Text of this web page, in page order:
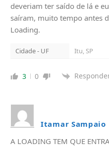
deveriam ter saído de lá e
saíram, muito tempo antes
Loading.
Cidade - UF Itu, SP
3 0
Itamar Sampaio
A LOADING TEM QUE